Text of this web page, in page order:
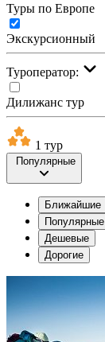
Туры по Европе
Экскурсионный
Туроператор:
Дилижанс тур
1 тур
Популярные
Ближайшие
Популярные
Дешевые
Дорогие